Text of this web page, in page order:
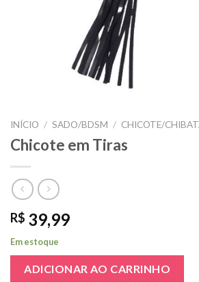
INÍCIO / SADO/BDSM / CHICOTE/
Chicote em Tiras
R$ 39,99
Em estoque
ADICIONAR AO CARRINHO